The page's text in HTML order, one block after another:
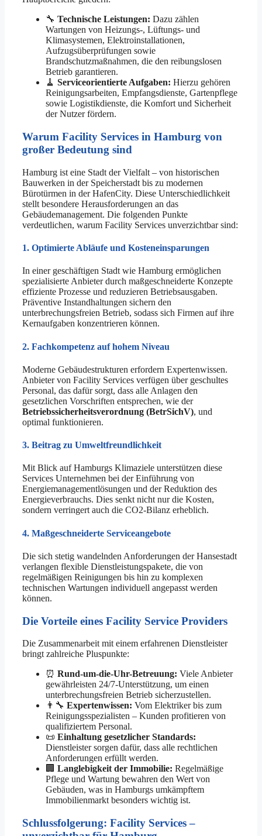
🔧 Technische Leistungen: Dazu zählen
Wartungen von Heizungs-, Lüftungs- und
Klimasystemen, Elektroinstallationen,
Aufzugsüberprüfungen sowie
Brandschutzmaßnahmen, die den reibungslosen
Betrieb garantieren.
🧹 Serviceorientierte Aufgaben: Hierzu gehören
Reinigungsarbeiten, Empfangsdienste, Gartenpflege
sowie Logistikdienste, die Komfort und Sicherheit
der Nutzer fördern.
Warum Facility Services in Hamburg von
großer Bedeutung sind
Hamburg ist eine Stadt der Vielfalt – von historischen
Bauwerken in der Speicherstadt bis zu modernen
Bürotürmen in der HafenCity. Diese Unterschiedlichkeit
stellt besondere Herausforderungen an das
Gebäudemanagement. Die folgenden Punkte
verdeutlichen, warum Facility Services unverzichtbar sind:
1. Optimierte Abläufe und Kosteneinsparungen
In einer geschäftigen Stadt wie Hamburg ermöglichen
spezialisierte Anbieter durch maßgeschneiderte Konzepte
effiziente Prozesse und reduzieren Betriebsausgaben.
Präventive Instandhaltungen sichern den
unterbrechungsfreien Betrieb, sodass sich Firmen auf ihre
Kernaufgaben konzentrieren können.
2. Fachkompetenz auf hohem Niveau
Moderne Gebäudestrukturen erfordern Expertenwissen.
Anbieter von Facility Services verfügen über geschultes
Personal, das dafür sorgt, dass alle Anlagen den
gesetzlichen Vorschriften entsprechen, wie der
Betriebssicherheitsverordnung (BetrSichV), und
optimal funktionieren.
3. Beitrag zu Umweltfreundlichkeit
Mit Blick auf Hamburgs Klimaziele unterstützen diese
Services Unternehmen bei der Einführung von
Energiemanagementlösungen und der Reduktion des
Energieverbrauchs. Dies senkt nicht nur die Kosten,
sondern verringert auch die CO2-Bilanz erheblich.
4. Maßgeschneiderte Serviceangebote
Die sich stetig wandelnden Anforderungen der Hansestadt
verlangen flexible Dienstleistungspakete, die von
regelmäßigen Reinigungen bis hin zu komplexen
technischen Wartungen individuell angepasst werden
können.
Die Vorteile eines Facility Service Providers
Die Zusammenarbeit mit einem erfahrenen Dienstleister
bringt zahlreiche Pluspunkte:
⏰ Rund-um-die-Uhr-Betreuung: Viele Anbieter
gewährleisten 24/7-Unterstützung, um einen
unterbrechungsfreien Betrieb sicherzustellen.
👨‍🔧 Expertenwissen: Vom Elektriker bis zum
Reinigungsspezialisten – Kunden profitieren von
qualifiziertem Personal.
📜 Einhaltung gesetzlicher Standards:
Dienstleister sorgen dafür, dass alle rechtlichen
Anforderungen erfüllt werden.
🏢 Langlebigkeit der Immobilie: Regelmäßige
Pflege und Wartung bewahren den Wert von
Gebäuden, was in Hamburgs umkämpftem
Immobilienmarkt besonders wichtig ist.
Schlussfolgerung: Facility Services –